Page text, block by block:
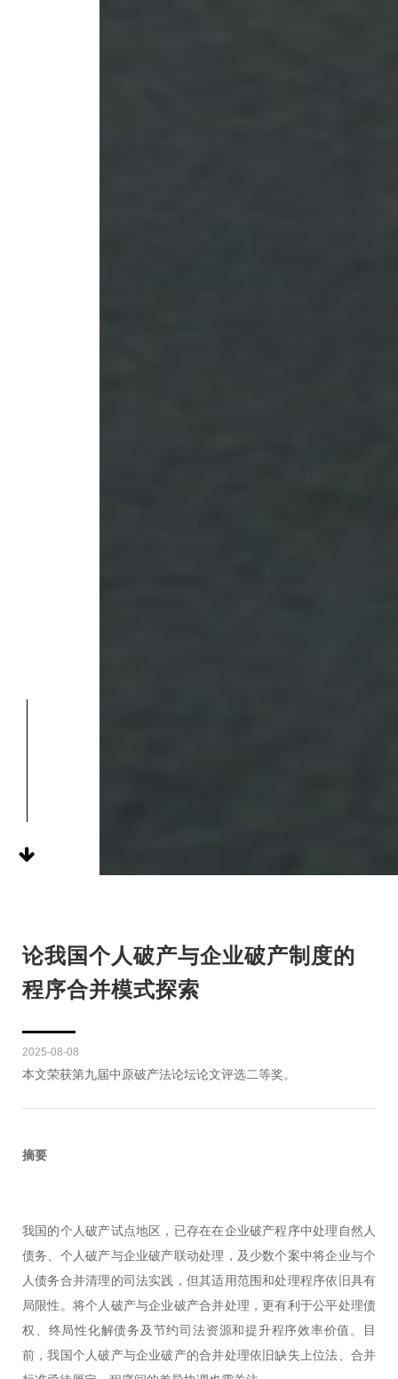
论我国个人破产与企业破产制度的
程序合并模式探索
2025-08-08
本文荣获第九届中原破产法论坛论文评选二等奖。
摘要
我国的个人破产试点地区，已存在在企业破产程序中处理自然人
债务、个人破产与企业破产联动处理，及少数个案中将企业与个
人债务合并清理的司法实践，但其适用范围和处理程序依旧具有
局限性。将个人破产与企业破产合并处理，更有利于公平处理债
权、终局性化解债务及节约司法资源和提升程序效率价值。目
前，我国个人破产与企业破产的合并处理依旧缺失上位法、合并